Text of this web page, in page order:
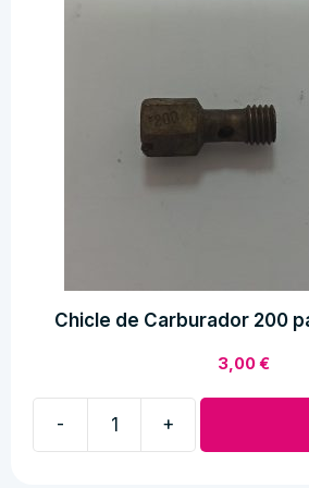
Chicle de Carburador 200
3,00€
- +